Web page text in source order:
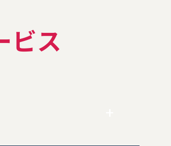
ビス